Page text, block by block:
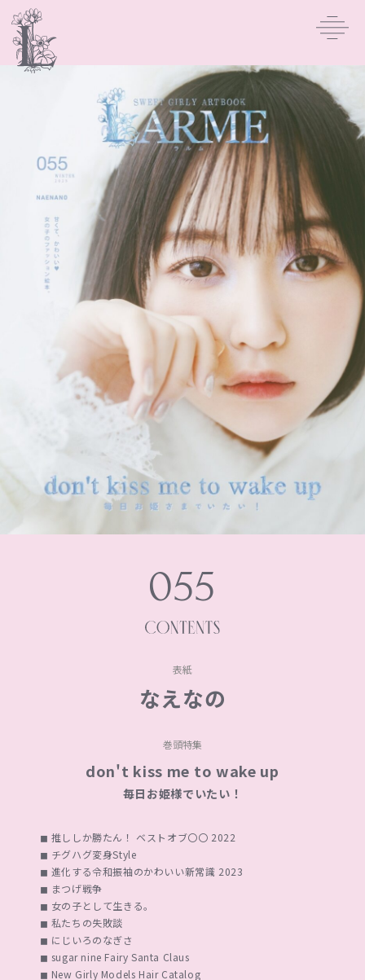
055
表紙
なえなの
巻頭特集
don't kiss me to wake up
毎日お姫様でいたい！
◼︎ 推ししか勝たん！ ベストオブ〇〇 2022
◼︎ チグハグ変身Style
◼︎ 進化する令和振袖のかわいい新常識 2023
◼︎ まつげ戦争
◼︎ 女の子として生きる。
◼︎ 私たちの失敗談
◼︎ にじいろのなぎさ
◼︎ sugar nine Fairy Santa Claus
◼︎ New Girly Models Hair Catalog